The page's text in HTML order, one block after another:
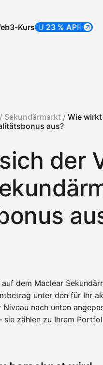
Kurs
BIS ZU 23 % APR BIS
Sekundärmarkt / Wie
aus?
der
dem Maclear
unter den für Ihr
nach unten
zählen zu Ihrem